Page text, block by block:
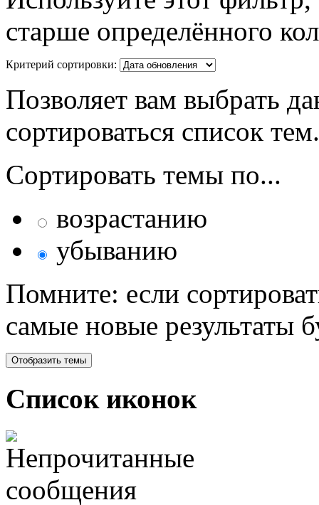
старше определённого
Критерий сортировки:
Позволяет вам выбрать
сортироваться список тем.
Сортировать темы по...
возрастанию
убыванию
Помните: если
самые новые результаты
Список иконок